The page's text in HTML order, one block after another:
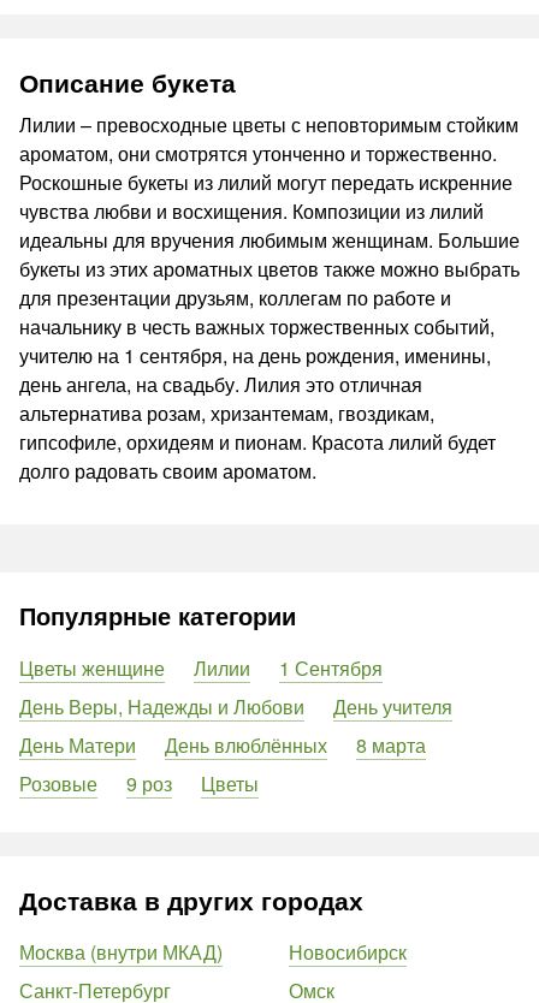
Описание букета
Лилии – превосходные цветы с неповторимым стойким
ароматом, они смотрятся утонченно и торжественно.
Роскошные букеты из лилий могут передать искренние
чувства любви и восхищения. Композиции из лилий
идеальны для вручения любимым женщинам. Большие
букеты из этих ароматных цветов также можно выбрать
для презентации друзьям, коллегам по работе и
начальнику в честь важных торжественных событий,
учителю на 1 сентября, на день рождения, именины,
день ангела, на свадьбу. Лилия это отличная
альтернатива розам, хризантемам, гвоздикам,
гипсофиле, орхидеям и пионам. Красота лилий будет
долго радовать своим ароматом.
Популярные категории
Цветы женщине Лилии
1 Сентября
День Веры, Надежды и Любови
День учителя
День Матери
День влюблённых
8 марта
Розовые
9 роз Цветы
Доставка в других городах
Москва (внутри МКАД)
Санкт-Петербург
Новосибирск
Омск